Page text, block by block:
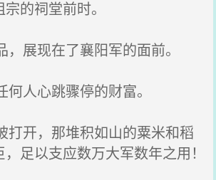
的祠堂前时。
展现在了襄阳军的面前。
人心跳骤停的财富。
开，那堆积如山的粟米和稻
足以支应数万大军数年之用！